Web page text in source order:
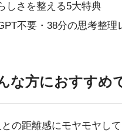
しさを整える5大特典
不要・38分の思考整理
な方におすすめ
との距離感にモヤモヤし